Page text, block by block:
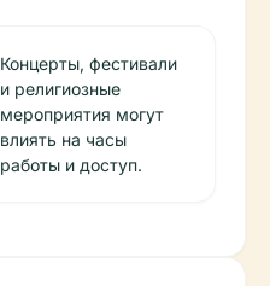
Концерты, фестивали
и религиозные
мероприятия могут
влиять на часы
работы и доступ.